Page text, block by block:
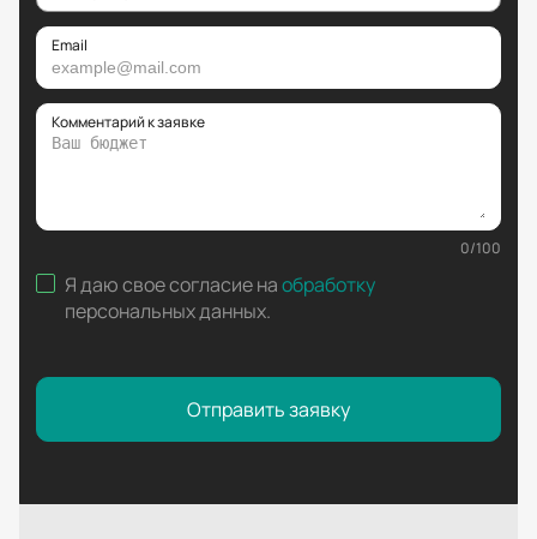
Email
Комментарий к заявке
0/100
Я даю свое согласие наобработку
персональных данных.
Отправить заявку